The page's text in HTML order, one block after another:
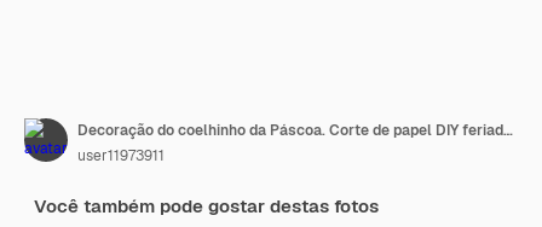
Decoração do coelhinho da Páscoa. Corte de papel DIY feriado branco feito à mão coelho. Vista superior, copie o espaço. Engraçado categoricamente.
user11973911
Você também pode gostar destas fotos